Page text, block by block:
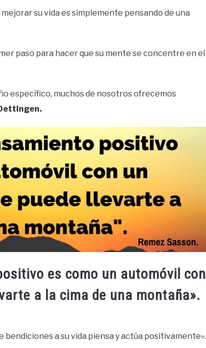
su vida es simplemente pensando de una
paso para hacer que su mente se concentre en el
específico, muchos de nosotros ofrecemos
es como un automóvil con
a la cima de una montaña».
a su vida piensa y actúa positivamente».